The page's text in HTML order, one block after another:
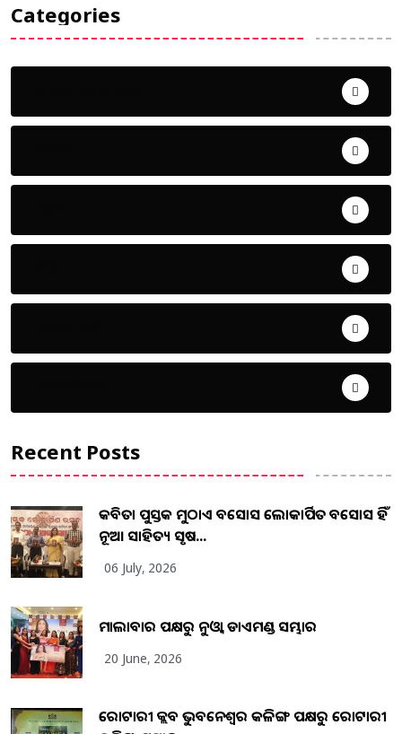
Categories
Recent Posts
କବିତା ପୁସ୍ତକ ମୁଠାଏ ଅବସୋସ ଲୋକାର୍ପିତ ଅବସୋସ ହିଁ
ନୂଆ ସାହିତ୍ୟ ସୃଷ...
06 July, 2026
ମାଲାବାର ପକ୍ଷରୁ ନୁଓ୍ବା ଡାଏମଣ୍ଡ ସମ୍ଭାର
20 June, 2026
ରୋଟାରୀ କ୍ଲବ ଭୁବନେଶ୍ୱର କଳିଙ୍ଗ ପକ୍ଷରୁ ରୋଟାରୀ